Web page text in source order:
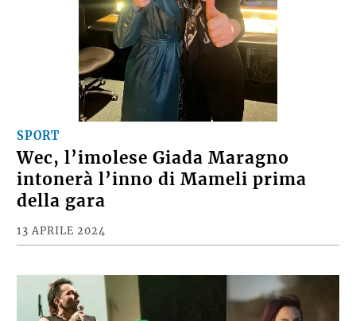
SPORT
Wec, l’imolese Giada Maragno
intonerà l’inno di Mameli prima
della gara
13 APRILE 2024